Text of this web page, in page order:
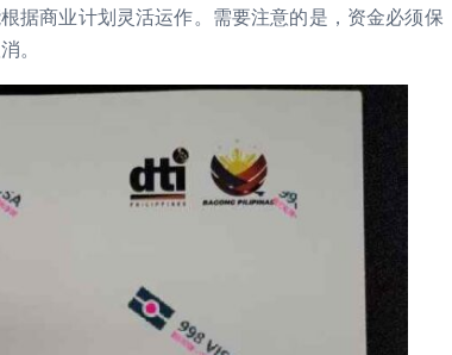
据商业计划灵活运作。需要注意的是，资金必须保
。